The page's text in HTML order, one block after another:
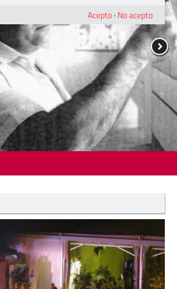
Acepto· No acepto